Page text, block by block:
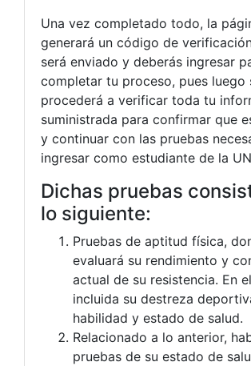
Una vez completado todo, la
generará un código de
será enviado y deberás ingresar
completar tu proceso, pues luego
procederá a verificar toda tu
suministrada para confirmar que
y continuar con las pruebas
ingresar como estudiante de la
Dichas pruebas
lo siguiente:
Pruebas de aptitud física,
evaluará su rendimiento y
actual de su resistencia. En
incluida su destreza
habilidad y estado de salud.
Relacionado a lo anterior,
pruebas de su estado de